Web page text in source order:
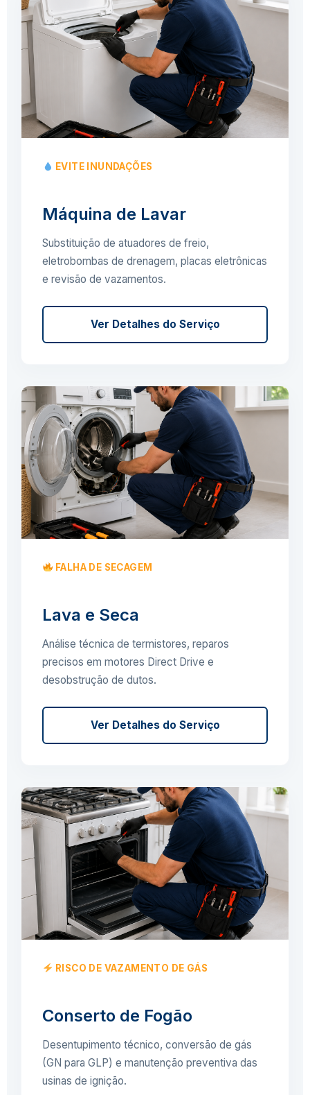
EVITE INUNDAÇÕES
Máquina de Lavar
Substituição de atuadores de freio,
eletrobombas de drenagem, placas eletrônicas
e revisão de vazamentos.
Ver Detalhes do Serviço
FALHA DE SECAGEM
Lava e Seca
Análise técnica de termistores, reparos
precisos em motores Direct Drive e
desobstrução de dutos.
Ver Detalhes do Serviço
RISCO DE VAZAMENTO DE GÁS
Conserto de Fogão
Desentupimento técnico, conversão de gás
(GN para GLP) e manutenção preventiva das
usinas de ignição.